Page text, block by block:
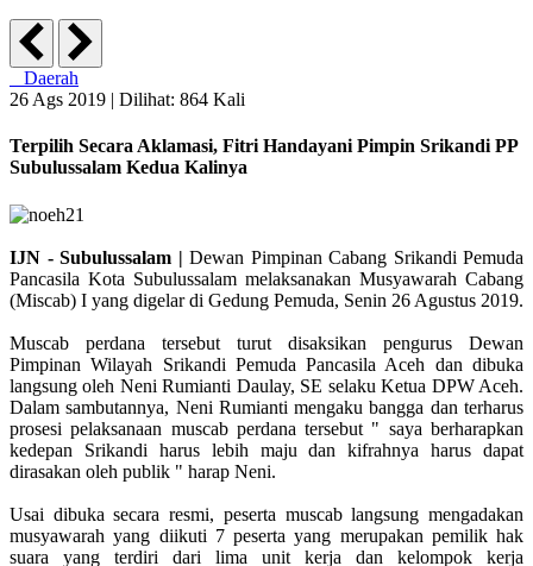
Daerah
26 Ags 2019 | Dilihat: 864 Kali
Terpilih Secara Aklamasi, Fitri Handayani Pimpin Srikandi PP
Subulussalam Kedua Kalinya
IJN - Subulussalam | Dewan Pimpinan Cabang Srikandi Pemuda
Pancasila Kota Subulussalam melaksanakan Musyawarah Cabang
(Miscab) I yang digelar di Gedung Pemuda, Senin 26 Agustus 2019.
Muscab perdana tersebut turut disaksikan pengurus Dewan
Pimpinan Wilayah Srikandi Pemuda Pancasila Aceh dan dibuka
langsung oleh Neni Rumianti Daulay, SE selaku Ketua DPW Aceh.
Dalam sambutannya, Neni Rumianti mengaku bangga dan terharus
prosesi pelaksanaan muscab perdana tersebut " saya berharapkan
kedepan Srikandi harus lebih maju dan kifrahnya harus dapat
dirasakan oleh publik " harap Neni.
Usai dibuka secara resmi, peserta muscab langsung mengadakan
musyawarah yang diikuti 7 peserta yang merupakan pemilik hak
suara yang terdiri dari lima unit kerja dan kelompok kerja